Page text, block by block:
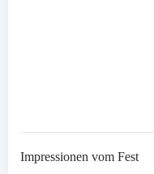
Impressionen vom Fest